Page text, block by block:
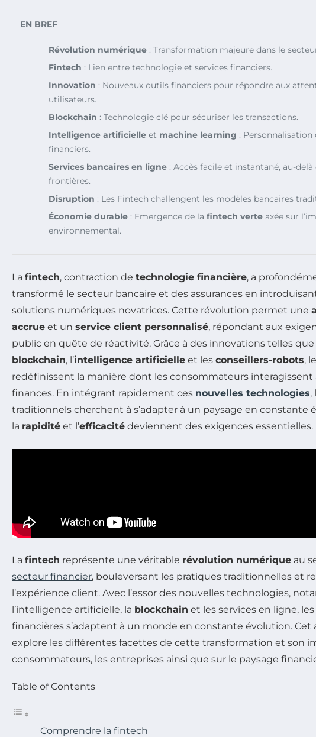
EN BREF
Révolution numérique : Transformation majeure dans le
Fintech : Lien entre technologie et services financiers.
Innovation : Nouveaux outils financiers pour répondre aux
utilisateurs.
Blockchain : Technologie clé pour sécuriser les transactions.
Intelligence artificielle et machine learning : Personnalisation
financiers.
Services bancaires en ligne : Accès facile et instantané, au-delà
frontières.
Disruption : Les Fintech challengent les modèles bancaires
Économie durable : Emergence de la fintech verte axée sur
environnemental.
La fintech, contraction de technologie financière, a
transformé le secteur bancaire et des assurances en
solutions numériques novatrices. Cette révolution permet une
accrue et un service client personnalisé, répondant aux
public en quête de réactivité. Grâce à des innovations telles que
blockchain, l’intelligence artificielle et les conseillers-robots,
redéfinissent la manière dont les consommateurs interagissent
finances. En intégrant rapidement ces nouvelles technologies,
traditionnels cherchent à s’adapter à un paysage en constante
la rapidité et l’efficacité deviennent des exigences essentielles.
La fintech représente une véritable révolution numérique au
secteur financier, bouleversant les pratiques traditionnelles et
l’expérience client. Avec l’essor des nouvelles technologies,
l’intelligence artificielle, la blockchain et les services en ligne,
financières s’adaptent à un monde en constante évolution. Cet
explore les différentes facettes de cette transformation et son
consommateurs, les entreprises ainsi que sur le paysage
Table of Contents
Comprendre la fintech